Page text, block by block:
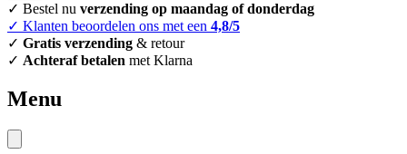
✓ Bestel nu verzending op maandag of donderdag
✓ Klanten beoordelen ons met een 4,8/5
✓ Gratis verzending & retour
✓ Achteraf betalen met Klarna
Menu